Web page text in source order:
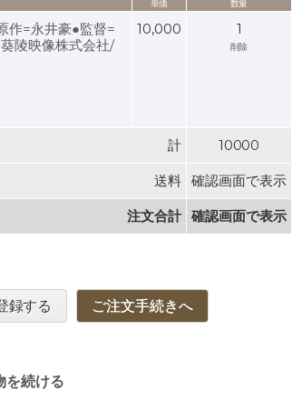
単価 数量
作=永井豪●監督=
陵映像株式会社/
10,000 1
削除
計 10000
送料 確認画面で表示
注文合計 確認画面で表示
録する ご注文手続きへ
を続ける